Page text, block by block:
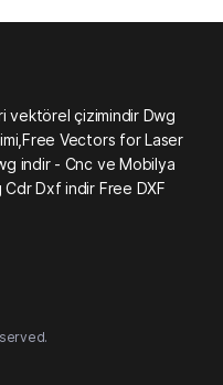
vektörel çizimindir Dwg
Vectors for Laser
indir - Cnc ve Mobilya
Dxf indir Free DXF